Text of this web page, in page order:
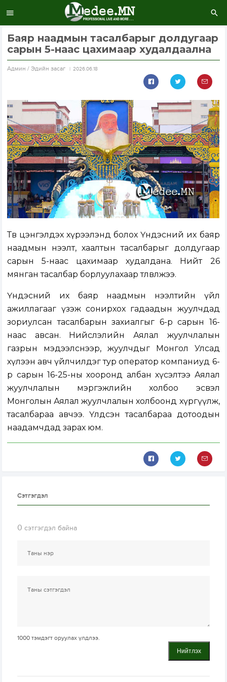
Баяр наадмын тасалбарыг долдугаар
сарын 5-наас цахимаар худалдаална
Aдмин / Эдийн засаг 2026.06.18
Төв цэнгэлдэх хүрээлэнд болох Үндэсний их баяр
наадмын нээлт, хаалтын тасалбарыг долдугаар
сарын 5-наас цахимаар худалдана. Нийт 26
мянган тасалбар борлуулахаар төлөвлөжээ.
Үндэсний их баяр наадмын нээлтийн үйл
ажиллагааг үзэж сонирхох гадаадын жуулчдад
зориулсан тасалбарын захиалгыг 6-р сарын 16-
наас авсан. Нийслэлийн Аялал жуулчлалын
газрын мэдээлснээр, жуулчдыг Монгол Улсад
хүлээн авч үйлчилдэг тур оператор компаниуд 6-
р сарын 16-25-ны хооронд албан хүсэлтээ Аялал
жуулчлалын мэргэжлийн холбоо эсвэл
Монголын Аялал жуулчлалын холбоонд хүргүүлж,
тасалбараа авчээ. Үлдсэн тасалбараа дотоодын
наадамчдад зарах юм.
Сэтгэгдэл
0 сэтгэгдэл байна
1000 тэмдэгт оруулах үлдлээ.
Нийтлэх